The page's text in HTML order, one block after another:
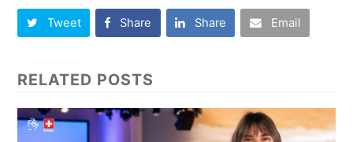
Tweet Share Share Email
RELATED POSTS